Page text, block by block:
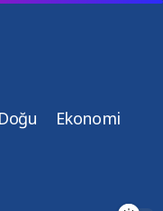
Ekonomi